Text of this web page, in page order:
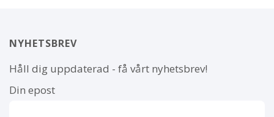
NYHETSBREV
Håll dig uppdaterad - få vårt nyhetsbrev!
Din epost